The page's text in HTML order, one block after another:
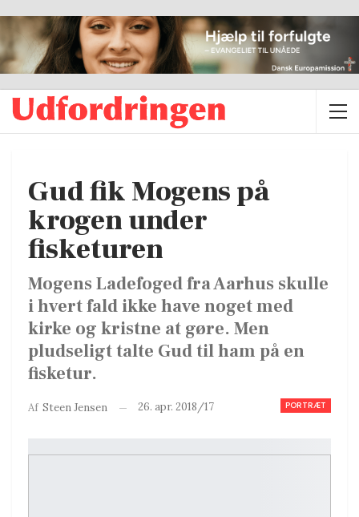
Gud fik Mogens på
krogen under
fisketuren
Mogens Ladefoged fra Aarhus skulle
i hvert fald ikke have noget med
kirke og kristne at gøre. Men
pludseligt talte Gud til ham på en
fisketur.
PORTRÆT
Af Steen Jensen 26. apr. 2018/17